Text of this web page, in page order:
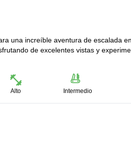
una increíble aventura de escalada
de excelentes vistas y
Alto Intermedio